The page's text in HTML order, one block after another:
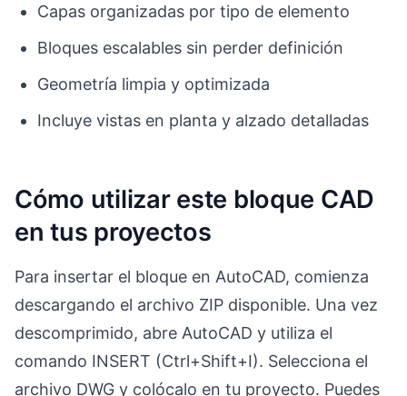
Capas organizadas por tipo de elemento
Bloques escalables sin perder definición
Geometría limpia y optimizada
Incluye vistas en planta y alzado detalladas
Cómo utilizar este bloque CAD
en tus proyectos
Para insertar el bloque en AutoCAD, comienza
descargando el archivo ZIP disponible. Una vez
descomprimido, abre AutoCAD y utiliza el
comando INSERT (Ctrl+Shift+I). Selecciona el
archivo DWG y colócalo en tu proyecto. Puedes